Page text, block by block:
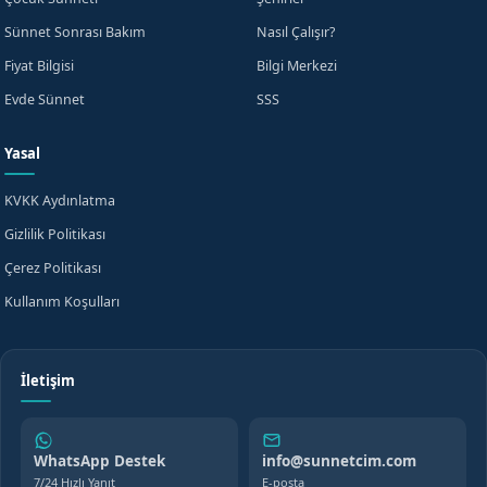
Sünnet Sonrası Bakım
Fiyat Bilgisi
Evde Sünnet
Nasıl Çalışır?
Bilgi Merkezi
SSS
Yasal
KVKK Aydınlatma
Gizlilik Politikası
Çerez Politikası
Kullanım Koşulları
İletişim
WhatsApp Destek
7/24 Hızlı Yanıt
info@sunnetcim.com
E-posta